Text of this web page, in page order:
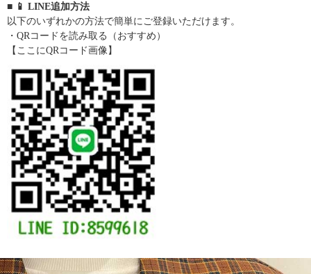
■ 📱 LINE追加方法
以下のいずれかの方法で簡単にご登録いただけます。
・QRコードを読み取る（おすすめ）
【ここにQRコード画像】